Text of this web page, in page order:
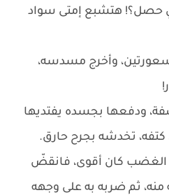
حصل؟! هتشبع إمتى سواد
وأخرج مسدسه،
ودفعها بجسده يفتديها
كتفه، تخدشه بجرح حارق.
الغضب كان أقوى، فانقضّ
ثم ضربه به على وجهه